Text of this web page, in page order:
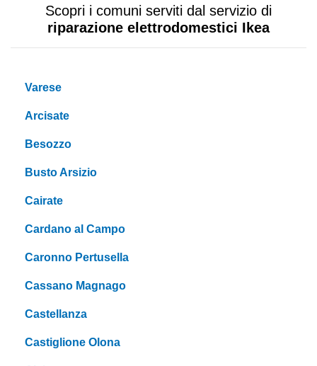
Scopri i comuni serviti dal servizio di
riparazione elettrodomestici Ikea
Varese
Arcisate
Besozzo
Busto Arsizio
Cairate
Cardano al Campo
Caronno Pertusella
Cassano Magnago
Castellanza
Castiglione Olona